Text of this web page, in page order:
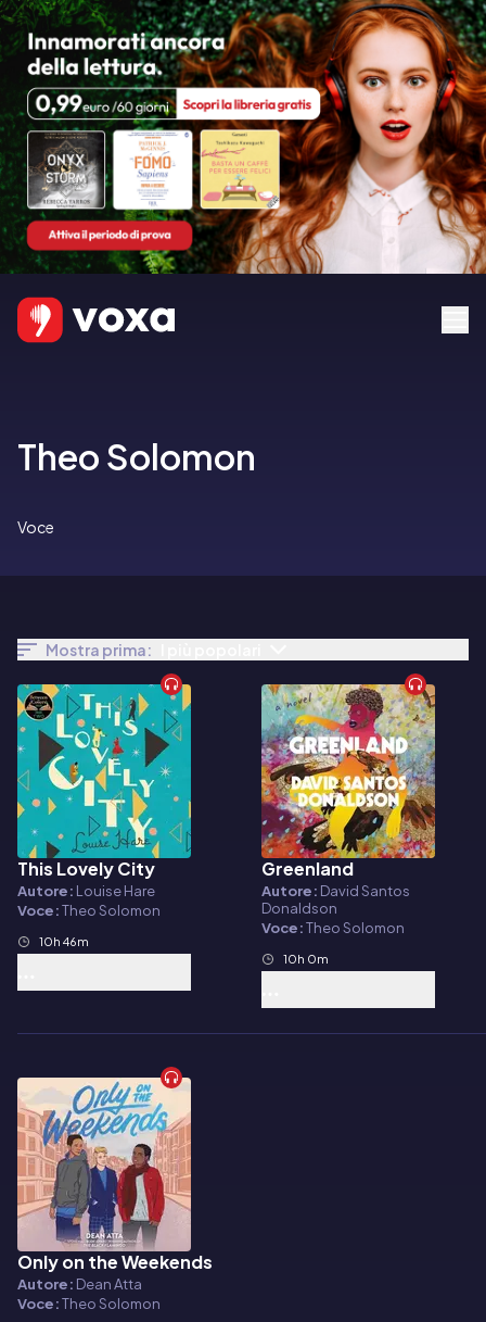
Theo Solomon
Voce
Mostra prima:
Audiolibro
This Lovely City
Autore: Louise Hare
Voce:Theo Solomon
10h 46m
Audiolibro
Greenland
Autore: David Santos
Donaldson
Voce:Theo Solomon
10h 0m
Audiolibro
Only on the Weekends
Autore: Dean Atta
Voce:Theo Solomon